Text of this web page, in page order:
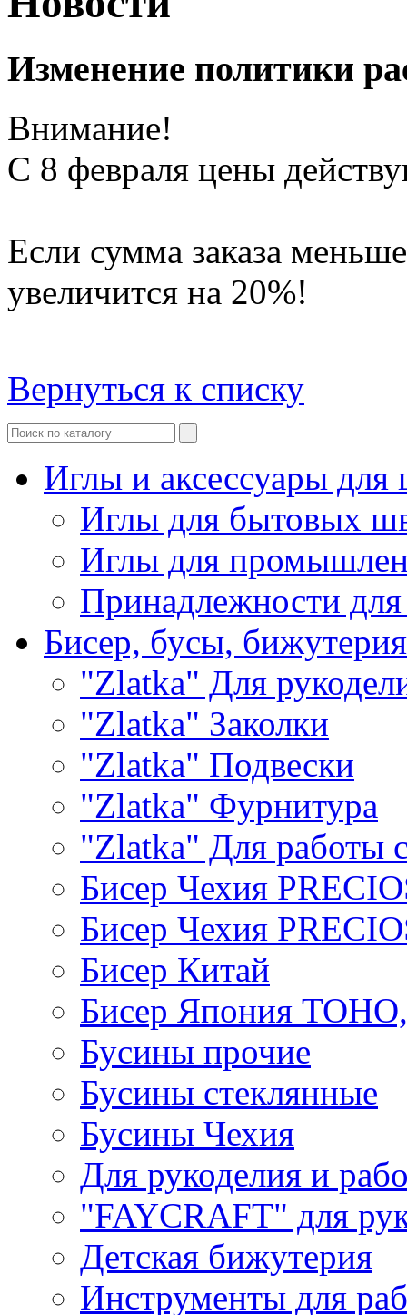
Изменение политики
Внимание!
С 8 февраля цены
Если сумма заказа
увеличится на 20%!
Вернуться к списку
Иглы и аксессуары
Иглы для бытовых
Иглы для
Принадлежности
Бисер, бусы, бижутерия
"Zlatka" Для
"Zlatka" Заколки
"Zlatka" Подвески
"Zlatka" Фурнитура
"Zlatka" Для работы
Бисер Чехия
Бисер Чехия
Бисер Китай
Бисер Япония
Бусины прочие
Бусины стеклянные
Бусины Чехия
Для рукоделия и
"FAYCRAFT" для
Детская бижутерия
Инструменты для